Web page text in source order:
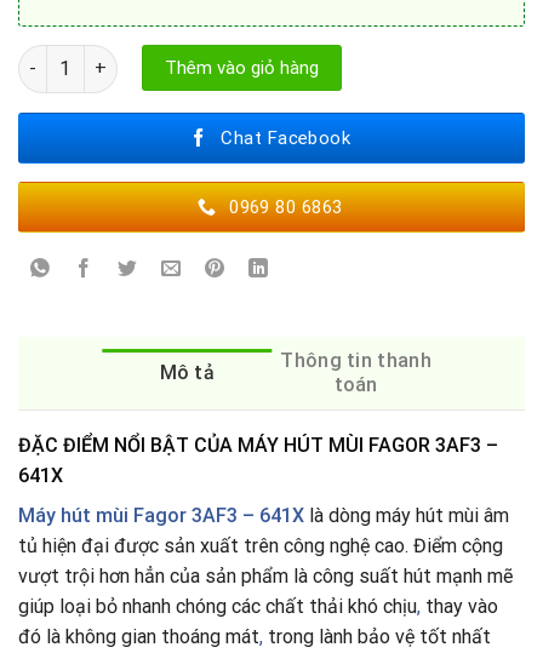
MÁY HÚT MÙI FAGOR 3AF3 - 641X số lượng
Thêm vào giỏ hàng
Chat Facebook
0969 80 6863
Mô tả
Thông tin thanh
toán
ĐẶC ĐIỂM NỔI BẬT CỦA MÁY HÚT MÙI FAGOR 3AF3 –
641X
Máy hút mùi Fagor 3AF3 – 641X là dòng máy hút mùi âm
tủ hiện đại được sản xuất trên công nghệ cao. Điểm cộng
vượt trội hơn hẳn của sản phẩm là công suất hút mạnh mẽ
giúp loại bỏ nhanh chóng các chất thải khó chịu, thay vào
đó là không gian thoáng mát, trong lành bảo vệ tốt nhất